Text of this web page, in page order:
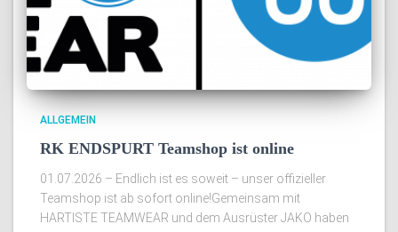
ALLGEMEIN
RK ENDSPURT Teamshop ist online
01.07.2026 – Endlich ist es soweit – unser offizieller
Teamshop ist ab sofort online!Gemeinsam mit
HARTISTE TEAMWEAR und dem Ausrüster JAKO haben